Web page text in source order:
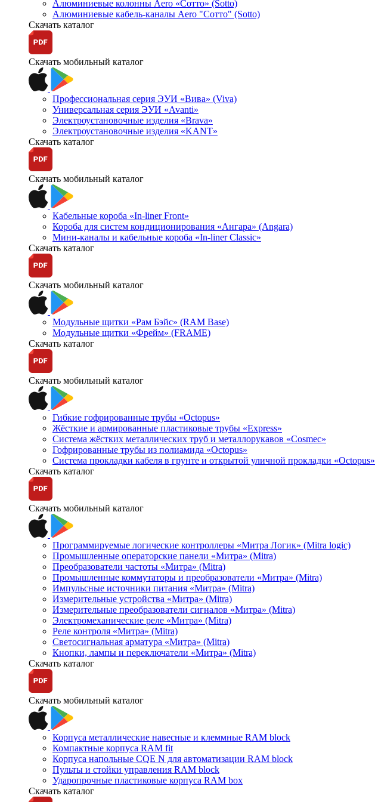
Алюминиевые колонны Aero «Сотто» (Sotto)
Алюминиевые кабель-каналы Aero "Сотто" (Sotto)
Скачать каталог
Скачать мобильный каталог
Профессиональная серия ЭУИ «Вива» (Viva)
Универсальная серия ЭУИ «Avanti»
Электроустановочные изделия «Brava»
Электроустановочные изделия «KANT»
Скачать каталог
Скачать мобильный каталог
Кабельные короба «In-liner Front»
Короба для систем кондиционирования «Ангара» (Angara)
Мини-каналы и кабельные короба «In-liner Classic»
Скачать каталог
Скачать мобильный каталог
Модульные щитки «Рам Бэйс» (RAM Base)
Модульные щитки «Фрейм» (FRAME)
Скачать каталог
Скачать мобильный каталог
Гибкие гофрированные трубы «Octopus»
Жёсткие и армированные пластиковые трубы «Express»
Система жёстких металлических труб и металлорукавов «Cosmec»
Гофрированные трубы из полиамида «Octopus»
Система прокладки кабеля в грунте и открытой уличной прокладки «Octopus»
Скачать каталог
Скачать мобильный каталог
Программируемые логические контроллеры «Митра Логик» (Mitra logic)
Промышленные операторские панели «Митра» (Mitra)
Преобразователи частоты «Митра» (Mitra)
Промышленные коммутаторы и преобразователи «Митра» (Mitra)
Импульсные источники питания «Митра» (Mitra)
Измерительные устройства «Митра» (Mitra)
Измерительные преобразователи сигналов «Митра» (Mitra)
Электромеханические реле «Митра» (Mitra)
Реле контроля «Митра» (Mitra)
Светосигнальная арматура «Митра» (Mitra)
Кнопки, лампы и переключатели «Митра» (Mitra)
Скачать каталог
Скачать мобильный каталог
Корпуса металлические навесные и клеммные RAM block
Компактные корпуса RAM fit
Корпуса напольные CQE N для автоматизации RAM block
Пульты и стойки управления RAM block
Ударопрочные пластиковые корпуса RAM box
Скачать каталог